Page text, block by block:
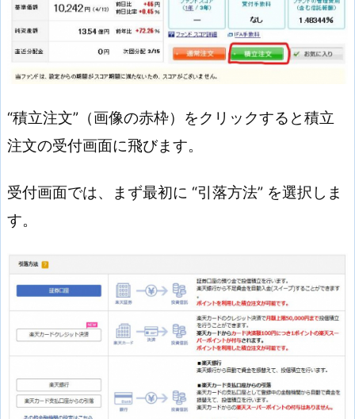
“積立注文”（画像の赤枠）をクリックすると積立
注文の受付画面に飛びます。
受付画面では、まず最初に “引落方法” を選択しま
す。